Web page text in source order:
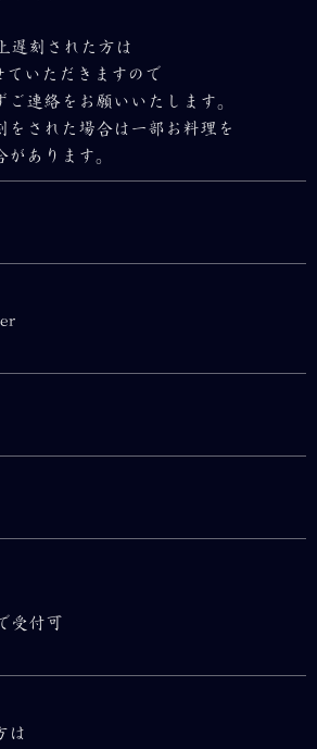
遅刻された方は
いただきますので
連絡をお願いいたします。
された場合は一部お料理を
あります。
受付可
は